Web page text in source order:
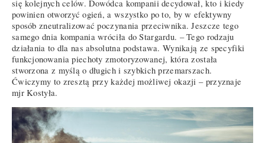
się kolejnych celów. Dowódca kompanii decydował, kto i kiedy
powinien otworzyć ogień, a wszystko po to, by w efektywny
sposób zneutralizować poczynania przeciwnika. Jeszcze tego
samego dnia kompania wróciła do Stargardu. – Tego rodzaju
działania to dla nas absolutna podstawa. Wynikają ze specyfiki
funkcjonowania piechoty zmotoryzowanej, która została
stworzona z myślą o długich i szybkich przemarszach.
Ćwiczymy to zresztą przy każdej możliwej okazji – przyznaje
mjr Kostyła.